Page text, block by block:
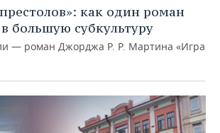
как один роман
большую субкультуру
— роман Джорджа Р. Р. Мартина «Игра